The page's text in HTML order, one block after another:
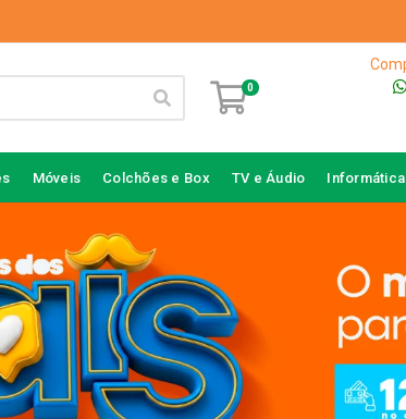
0
Móveis Colchões e Box TV e Áudio Informática